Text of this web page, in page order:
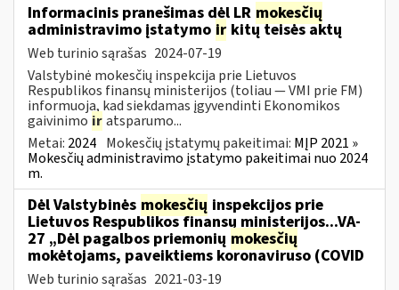
Informacinis pranešimas dėl LR mokesčių
administravimo įstatymo ir kitų teisės aktų
Web turinio sąrašas 2024-07-19
Valstybinė mokesčių inspekcija prie Lietuvos
Respublikos finansų ministerijos (toliau — VMI prie FM)
informuoja, kad siekdamas įgyvendinti Ekonomikos
gaivinimo iratsparumo...
Metai: 2024 Mokesčių įstatymų pakeitimai: MĮP 2021 »
Mokesčių administravimo įstatymo pakeitimai nuo 2024
m.
Dėl Valstybinės mokesčių inspekcijos prie
Lietuvos Respublikos finansų ministerijos...VA-
27 „Dėl pagalbos priemonių mokesčių
mokėtojams, paveiktiems koronaviruso (COVID
Web turinio sąrašas 2021-03-19